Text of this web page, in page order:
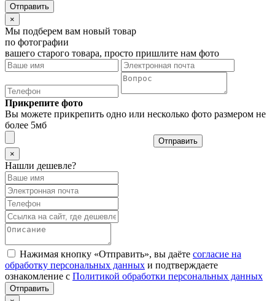
×
Мы подберем вам новый товар
по фотографии
вашего старого товара, просто пришлите нам фото
Прикрепите фото
Вы можете прикрепить одно или несколько фото размером не
более 5мб
Отправить
×
Нашли дешевле?
Нажимая кнопку «Отправить», вы даёте согласие на
обработку персональных данных и подтверждаете
ознакомление с Политикой обработки персональных данных